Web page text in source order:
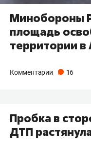
Минобороны
площадь
территории в
Комментарии 16
Пробка в
ДТП